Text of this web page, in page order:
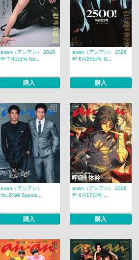
anan（アンアン） 2026
年 7月1日号 No...
購入
anan（アンアン） 2026
年 6月24日号 N...
購入
anan（アンアン）
No.2499 Specia...
購入
anan（アンアン） 2026
年 6月17日号 ...
購入